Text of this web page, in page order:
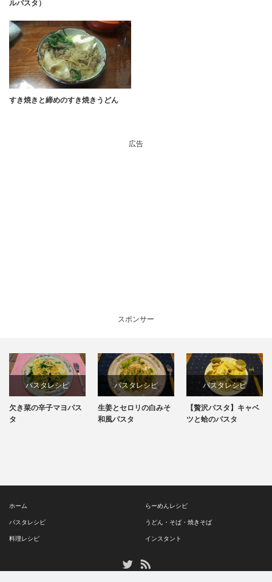
ルパスタ）
すき焼きと締めのすき焼きうどん
広告
スポンサー
パスタレシピ
欠き菜の辛子マヨパス
タ
パスタレシピ
生姜とセロリの白みそ
和風パスタ
パスタレシピ
料理レシピ
【贅沢パスタ】キャベ
ツと蛤のパスタ
ホーム らーめんレシピ
パスタレシピ うどん・そば・焼きそば
料理レシピ インスタント
Twitter